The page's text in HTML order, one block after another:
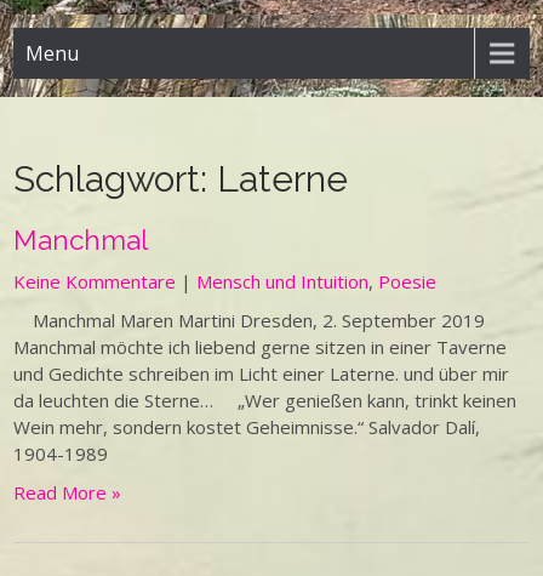
Menu
Schlagwort: Laterne
Manchmal
Keine Kommentare | Mensch und Intuition, Poesie
Manchmal Maren Martini Dresden, 2. September 2019
Manchmal möchte ich liebend gerne sitzen in einer Taverne
und Gedichte schreiben im Licht einer Laterne. und über mir
da leuchten die Sterne… „Wer genießen kann, trinkt keinen
Wein mehr, sondern kostet Geheimnisse.“ Salvador Dalí,
1904-1989
Read More »